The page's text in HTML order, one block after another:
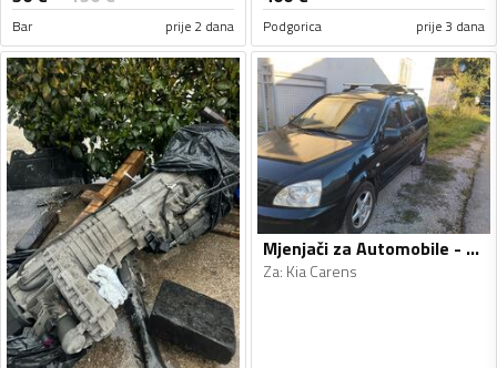
Bar prije 2 dana Podgorica prije 3 dana
Mjenjači za Automobile - Kia - Carens - 2005
Za: Kia Carens